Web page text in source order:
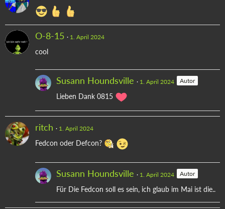
O-8-15 1. April 2024
cool
Susann Houndsville 1. April 2024 Autor
Lieben Dank 0815
ritch 1. April 2024
Fedcon oder Defcon?
Susann Houndsville 1. April 2024 Autor
Für Die Fedcon soll es sein, ich glaub im Mai ist die..